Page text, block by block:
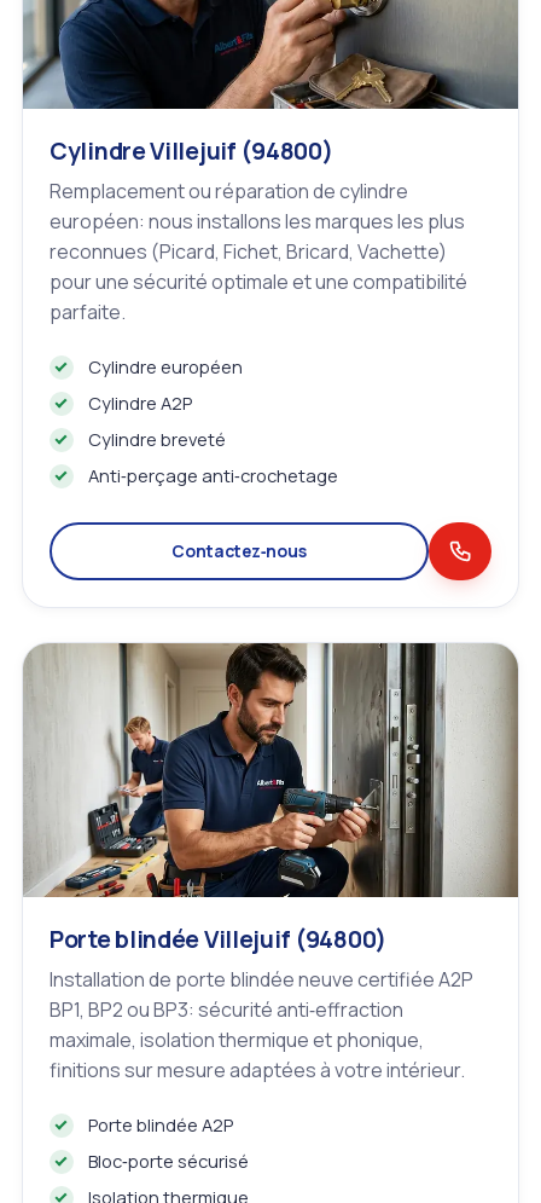
Cylindre Villejuif (94800)
Remplacement ou réparation de cylindre
européen: nous installons les marques les plus
reconnues (Picard, Fichet, Bricard, Vachette)
pour une sécurité optimale et une compatibilité
parfaite.
Cylindre européen
Cylindre A2P
Cylindre breveté
Anti‑perçage anti‑crochetage
Contactez‑nous
Porte blindée Villejuif (94800)
Installation de porte blindée neuve certifiée A2P
BP1, BP2 ou BP3: sécurité anti‑effraction
maximale, isolation thermique et phonique,
finitions sur mesure adaptées à votre intérieur.
Porte blindée A2P
Bloc‑porte sécurisé
Isolation thermique